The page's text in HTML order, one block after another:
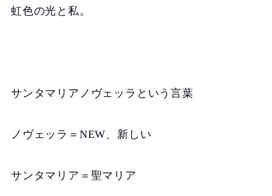
虹色の光と私。
サンタマリアノヴェッラという言葉
ノヴェッラ＝NEW、新しい
サンタマリア＝聖マリア